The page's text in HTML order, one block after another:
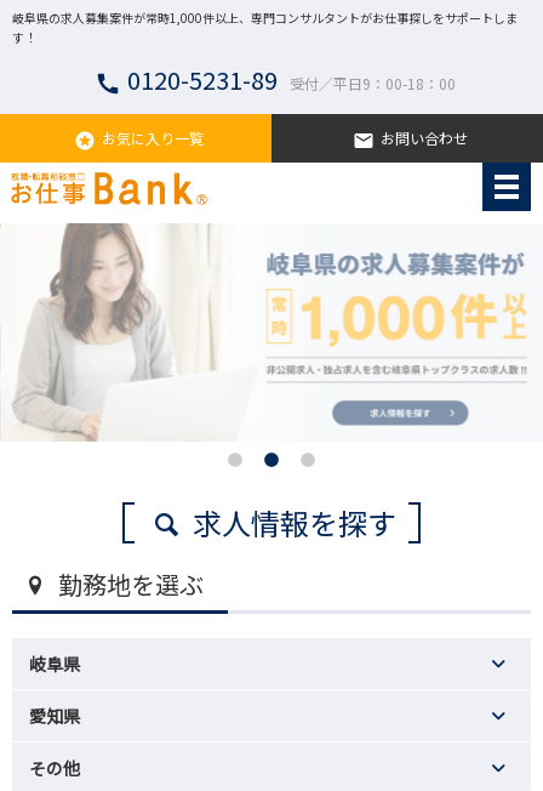
岐阜県の求人募集案件が常時1,000件以上、専門コンサルタントがお仕事探しをサポートしま
す！
call 0120-5231-89 受付／平日9：00-18：00
stars お気に入り一覧 email お問い合わせ
求人情報を探す
勤務地を選ぶ
岐阜県
愛知県
その他